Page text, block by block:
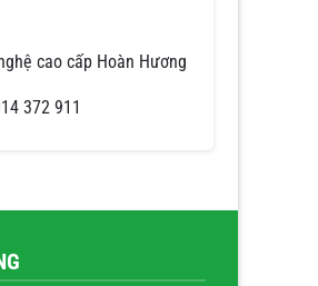
cao cấp Hoàn Hương
372 911